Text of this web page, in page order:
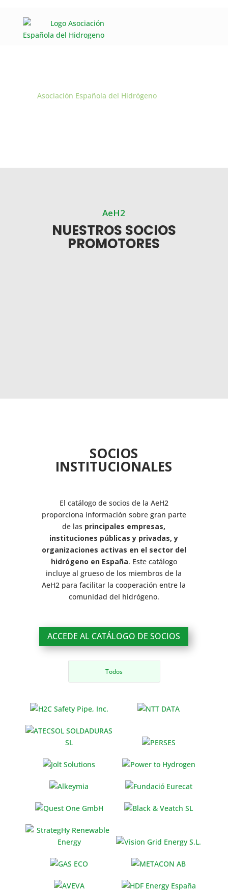
Asociación Española del Hidrógeno
AeH2
NUESTROS SOCIOS
PROMOTORES
SOCIOS
INSTITUCIONALES
El catálogo de socios de la AeH2
proporciona información sobre gran parte
de las principales empresas,
instituciones públicas y privadas, y
organizaciones activas en el sector del
hidrógeno en España. Este catálogo
incluye al grueso de los miembros de la
AeH2 para facilitar la cooperación entre la
comunidad del hidrógeno.
ACCEDE AL CATÁLOGO DE SOCIOS
Todos